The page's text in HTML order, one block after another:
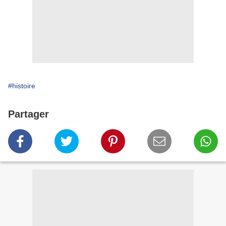
#histoire
Partager